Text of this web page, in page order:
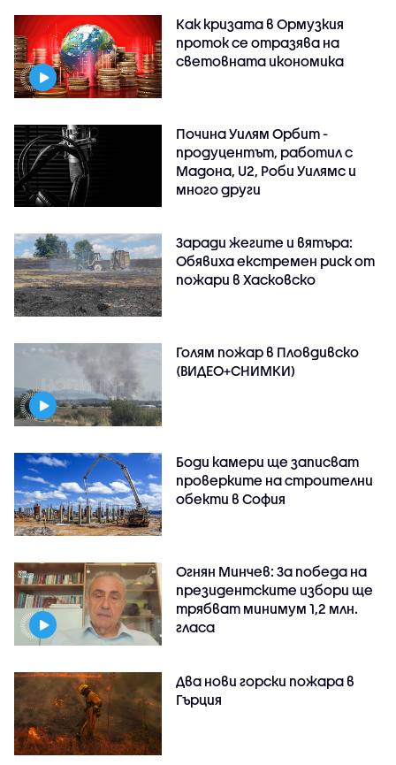
Как кризата в Ормузкия
проток се отразява на
световната икономика
Почина Уилям Орбит -
продуцентът, работил с
Мадона, U2, Роби Уилямс и
много други
Заради жегите и вятъра:
Обявиха екстремен риск от
пожари в Хасковско
Голям пожар в Пловдивско
(ВИДЕО+СНИМКИ)
Боди камери ще записват
проверките на строителни
обекти в София
Огнян Минчев: За победа на
президентските избори ще
трябват минимум 1,2 млн.
гласа
Два нови горски пожара в
Гърция